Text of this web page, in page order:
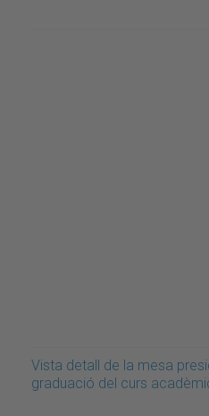
Vista detall de la mesa
graduació del curs